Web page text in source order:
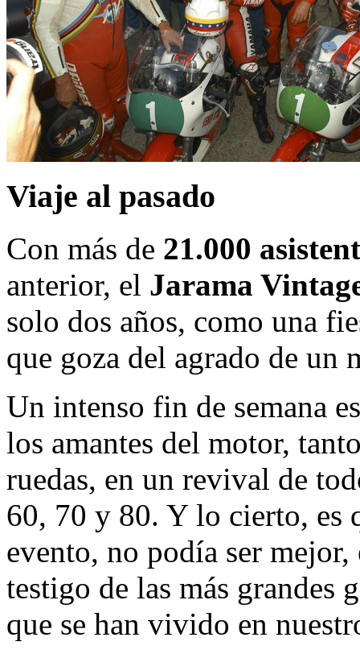
Viaje al pasado
Con más de 21.000
anterior, el Jarama
solo dos años, como una
que goza del agrado de
Un intenso fin de semana
los amantes del motor,
ruedas, en un revival de
60, 70 y 80. Y lo cierto, es
evento, no podía ser
testigo de las más grandes
que se han vivido en